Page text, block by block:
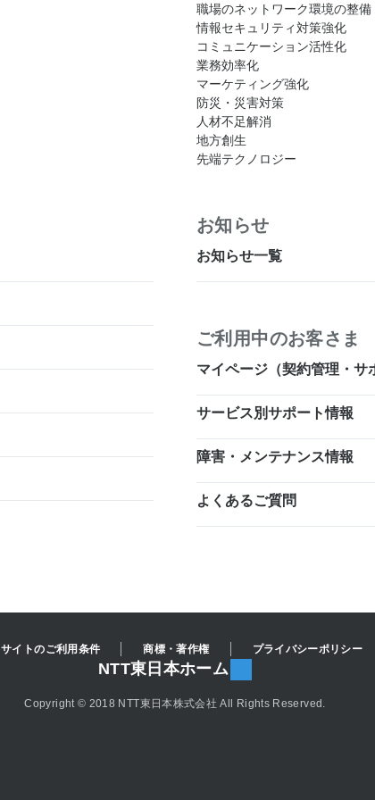
職場のネットワーク環境の整備
情報セキュリティ対策強化
コミュニケーション活性化
業務効率化
マーケティング強化
防災・災害対策
人材不足解消
地方創生
先端テクノロジー
お知らせ
お知らせ一覧
ご利用中のお客さま
マイページ（契約管理・サ
サービス別サポート情報
障害・メンテナンス情報
よくあるご質問
サイトのご利用条件 商標・著作権 プライバシーポリシー
NTT東日本ホーム
Copyright © 2018 NTT東日本株式会社 All Rights Reserved.